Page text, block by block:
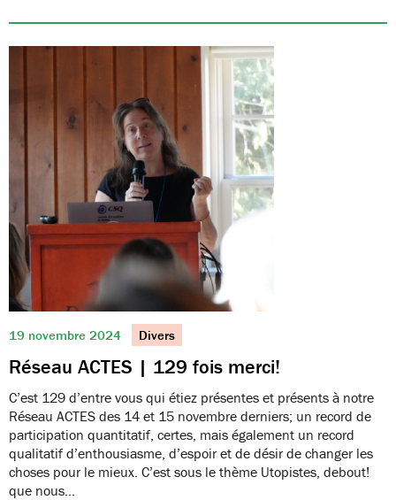
19 novembre 2024 Divers
Réseau ACTES | 129 fois merci!
C’est 129 d’entre vous qui étiez présentes et présents à notre
Réseau ACTES des 14 et 15 novembre derniers; un record de
participation quantitatif, certes, mais également un record
qualitatif d’enthousiasme, d’espoir et de désir de changer les
choses pour le mieux. C’est sous le thème Utopistes, debout!
que nous…